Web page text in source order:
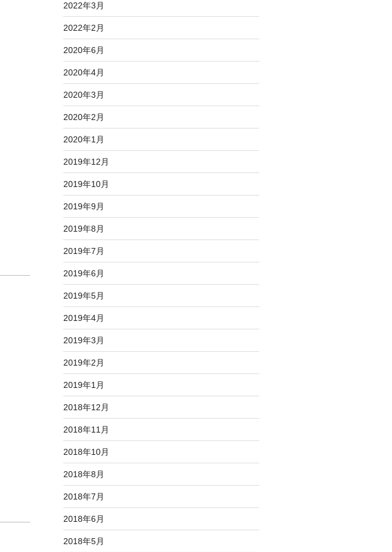
2022年3月
2022年2月
2020年6月
2020年4月
2020年3月
2020年2月
2020年1月
2019年12月
2019年10月
2019年9月
2019年8月
2019年7月
2019年6月
2019年5月
2019年4月
2019年3月
2019年2月
2019年1月
2018年12月
2018年11月
2018年10月
2018年8月
2018年7月
2018年6月
2018年5月